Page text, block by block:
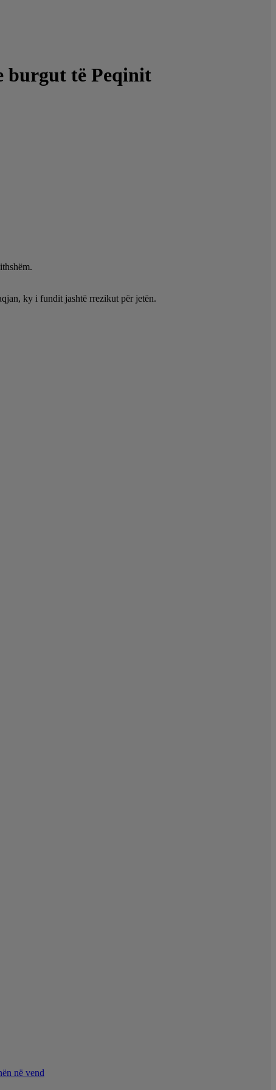
burgut të Peqinit
ky i fundit jashtë rrezikut për jetën.
në vend